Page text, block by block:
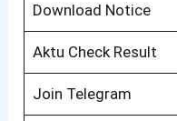
Download Notice
Aktu Check Result
Join Telegram